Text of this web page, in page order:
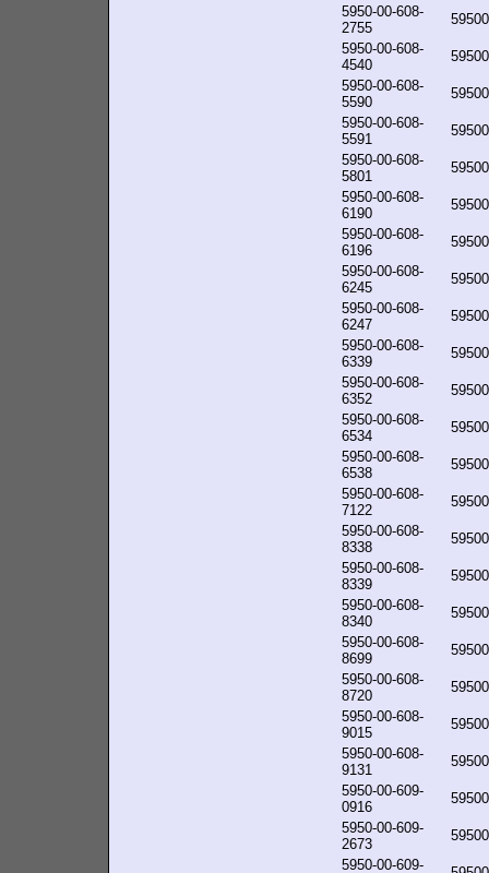
5950-00-608-
2755
5950-00-608-
4540
5950-00-608-
5590
5950-00-608-
5591
5950-00-608-
5801
5950-00-608-
6190
5950-00-608-
6196
5950-00-608-
6245
5950-00-608-
6247
5950-00-608-
6339
5950-00-608-
6352
5950-00-608-
6534
5950-00-608-
6538
5950-00-608-
7122
5950-00-608-
8338
5950-00-608-
8339
5950-00-608-
8340
5950-00-608-
8699
5950-00-608-
8720
5950-00-608-
9015
5950-00-608-
9131
5950-00-609-
0916
5950-00-609-
2673
5950-00-609-